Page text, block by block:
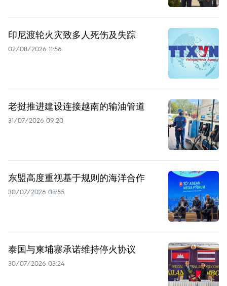
印尼渡轮火灾致多人死伤及失踪
02/08/2026 11:56
老挝推进建设连接越南的输油管道
31/07/2026 09:20
东盟高度重视基于规则的海洋合作
30/07/2026 08:55
泰国与柬埔寨承诺维持停火协议
30/07/2026 03:24